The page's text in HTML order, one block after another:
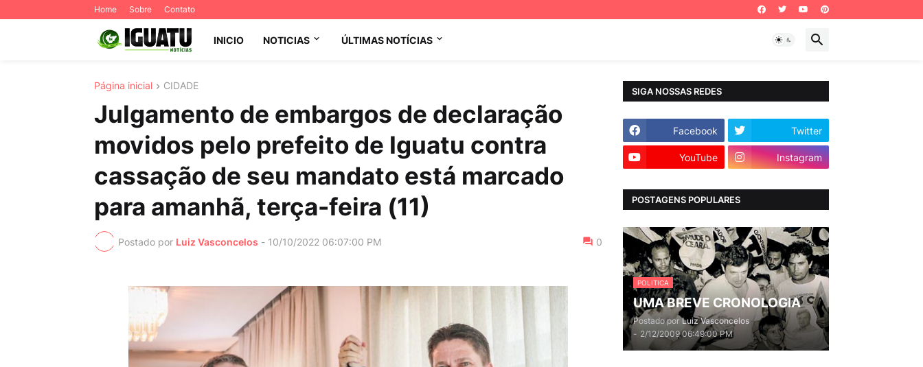
Home Sobre Contato
INICIO NOTICIAS ÚLTIMAS NOTÍCIAS
Página inicial CIDADE
Julgamento de embargos de declaração
movidos pelo prefeito de Iguatu contra
cassação de seu mandato está marcado
para amanhã, terça-feira (11)
Postado por Luiz Vasconcelos - 10/10/2022 06:07:00 PM 0
SIGA NOSSAS REDES
Facebook Twitter
YouTube Instagram
POSTAGENS POPULARES
POLITICA
UMA BREVE CRONOLOGIA
Postado por Luiz Vasconcelos
- 2/12/2009 06:49:00 PM